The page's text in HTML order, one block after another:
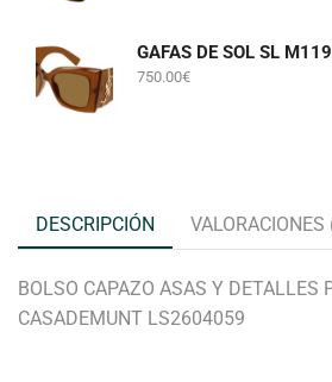
750.00€
DESCRIPCIÓN VALORACIONES
BOLSO CAPAZO ASAS Y DETALLES
CASADEMUNT LS2604059